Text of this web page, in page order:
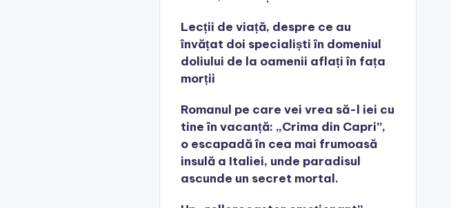
Lecții de viață, despre ce au
învățat doi specialiști în domeniul
doliului de la oamenii aflați în fața
morții
Romanul pe care vei vrea să-l iei cu
tine în vacanță: „Crima din Capri”,
o escapadă în cea mai frumoasă
insulă a Italiei, unde paradisul
ascunde un secret mortal.